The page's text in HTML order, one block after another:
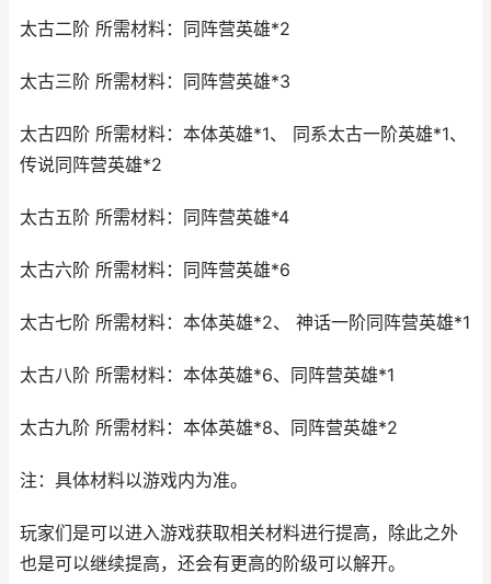
太古二阶 所需材料：同阵营英雄*2
太古三阶 所需材料：同阵营英雄*3
太古四阶 所需材料：本体英雄*1、 同系太古一阶英雄*1、
传说同阵营英雄*2
太古五阶 所需材料：同阵营英雄*4
太古六阶 所需材料：同阵营英雄*6
太古七阶 所需材料：本体英雄*2、 神话一阶同阵营英雄*1
太古八阶 所需材料：本体英雄*6、同阵营英雄*1
太古九阶 所需材料：本体英雄*8、同阵营英雄*2
注：具体材料以游戏内为准。
玩家们是可以进入游戏获取相关材料进行提高，除此之外
也是可以继续提高，还会有更高的阶级可以解开。